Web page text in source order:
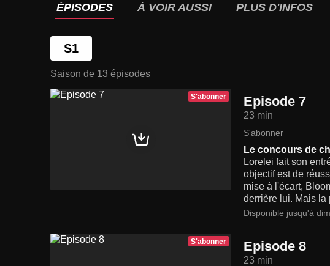
ÉPISODES À VOIR AUSSI PLUS D'INFOS
S1
Saison de 13 épisodes
S'abonner Episode 7
23 min
S'abonner
Le concours de
Lorelei fait son
objectif est de
mise à l'écart,
derrière lui. Mais la
Disponible jusqu'à
S'abonner Episode 8
23 min